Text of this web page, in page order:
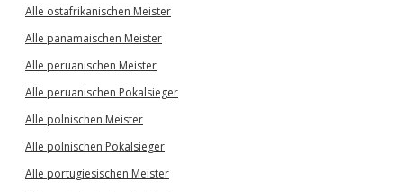
Alle ostafrikanischen Meister
Alle panamaischen Meister
Alle peruanischen Meister
Alle peruanischen Pokalsieger
Alle polnischen Meister
Alle polnischen Pokalsieger
Alle portugiesischen Meister